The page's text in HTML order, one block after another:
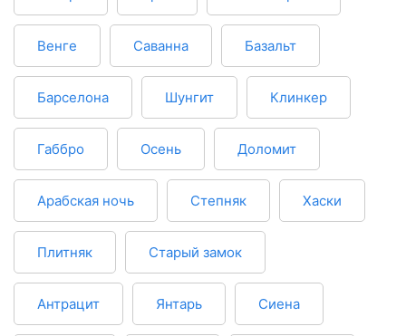
Венге Саванна Базальт
Барселона Шунгит Клинкер
Габбро Осень Доломит
Арабская ночь Степняк Хаски
Плитняк Старый замок
Антрацит Янтарь Сиена